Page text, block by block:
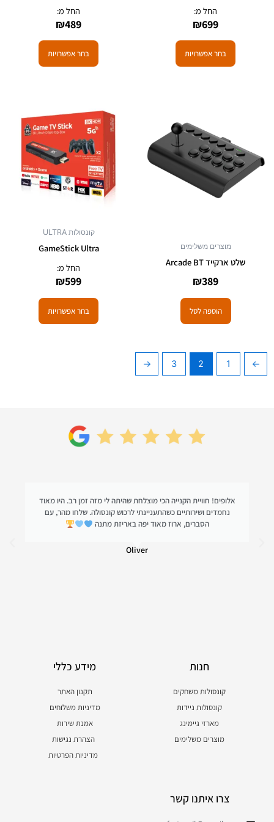
החל מ:
₪699
בחר אפשרויות
החל מ:
₪489
בחר אפשרויות
מוצרים משלימים
שלט ארקייד Arcade BT
₪389
הוספה לסל
קונסולות ULTRA
GameStick Ultra
החל מ:
₪599
בחר אפשרויות
זה
יש
מספר
סוגים.
ניתן
לבחור
בעמוד
המוצר
→
1
2
3
←
אלופים! חוויית הקנייה הכי מוצלחת שהיתה לי מזה זמן רב. היו מאוד
נחמדים ושירותיים כשהתעניינתי לרכוש קונסולה. שלחו מהר, עם
הסברים, ארוז מאוד יפה באריזת מתנה
Oliver
חנות
קונסולות משחקים
קונסולות ניידות
מארזי גיימינג
מוצרים משלימים
מידע כללי
תקנון האתר
מדיניות משלוחים
אמנת שירות
הצהרת נגישות
מדיניות הפרטיות
צרו איתנו קשר